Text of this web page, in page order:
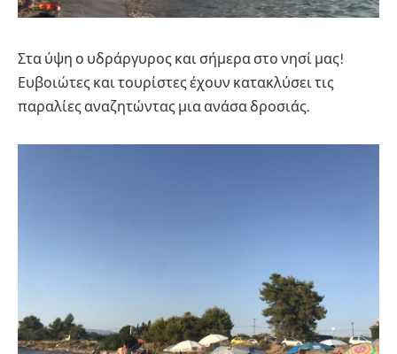
Στα ύψη ο υδράργυρος και σήμερα στο νησί μας!
Ευβοιώτες και τουρίστες έχουν κατακλύσει τις
παραλίες αναζητώντας μια ανάσα δροσιάς.